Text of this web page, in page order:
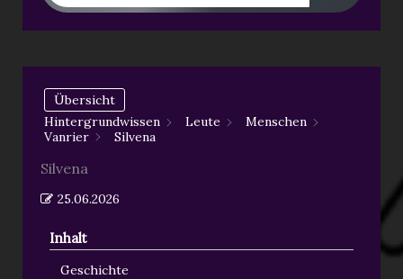
Übersicht
Hintergrundwissen
Leute
Menschen
Vanrier
Silvena
Silvena
25.06.2026
Inhalt
Geschichte